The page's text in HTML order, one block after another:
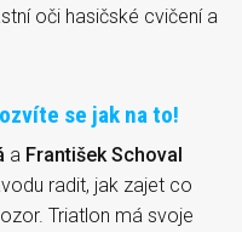
oči hasičské cvičení a
se jak na to!
a František Schoval
radit, jak zajet co
Triatlon má svoje